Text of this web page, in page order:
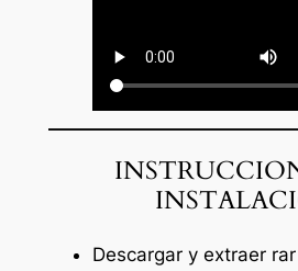
Descargar y extraer rar